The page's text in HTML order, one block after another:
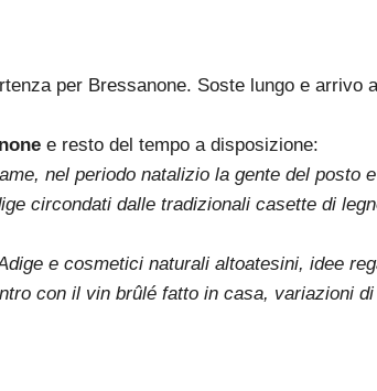
per Bressanone. Soste lungo e arrivo
e resto del tempo a disposizione:
nel periodo natalizio la gente del posto
circondati dalle tradizionali casette di
e cosmetici naturali altoatesini, idee
con il vin brûlé fatto in casa, variazioni di